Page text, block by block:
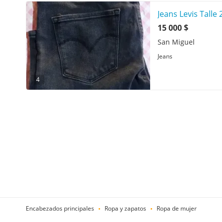
4
Jeans Levis Talle
15 000 $
San Miguel
Jeans
Encabezados principales Ropa y zapatos Ropa de mujer